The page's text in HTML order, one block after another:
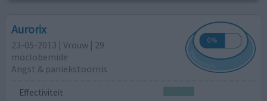
Aurorix
23-05-2013 | Vrouw | 29
moclobemide
Angst & paniekstoornis
Effectiviteit